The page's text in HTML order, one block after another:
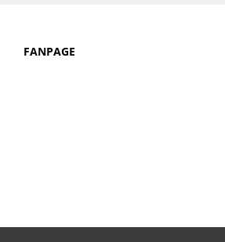
FANPAGE